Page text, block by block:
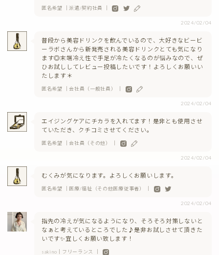
匿名希望 ｜派遣/契約社員 ｜
2024/02/04
普段から美容ドリンクを飲んでいるので、大好きなビービ
ーラボさんから新発売される美容ドリンクとても気になり
ます◎末端冷え性で手足が冷たくなるのが悩みなので、ぜ
ひお試ししてレビュー投稿したいです！よろしくお願いい
たします＊
匿名希望 ｜会社員（一般社員） ｜
2024/02/04
エイジングケアにチカラを入れてます！是非とも使用させ
ていただき、クチコミさせてください。
匿名希望 ｜会社員（その他） ｜
2024/02/04
むくみが気になります。よろしくお願いします。
匿名希望 ｜医療/福祉（その他医療従事者） ｜
2024/02/04
指先の冷えが気になるようになり、そろそろ対策しないと
なぁと考えているところでした♪是非お試しさせて頂きた
いです✨宜しくお願い致します！
sakino｜フリーランス ｜